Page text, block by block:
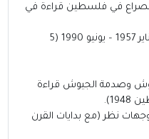
في فلسطين قراءة في
بصراحة: أكثر من 700 مقال من يناير 1957 – يونيو 1990 (5
– أزمة العروش وصدمة الجيوش قراءة
نظر (مع بدايات القرن